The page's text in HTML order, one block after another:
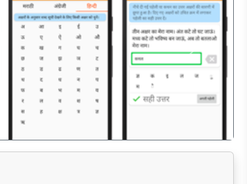
अगला